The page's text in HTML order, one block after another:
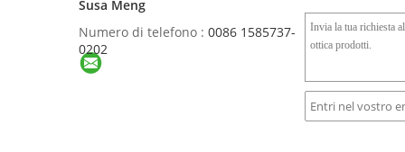
Susa Meng
Numero di telefono : 0086 1585737-
0202